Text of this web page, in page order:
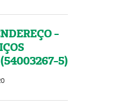
-
5)